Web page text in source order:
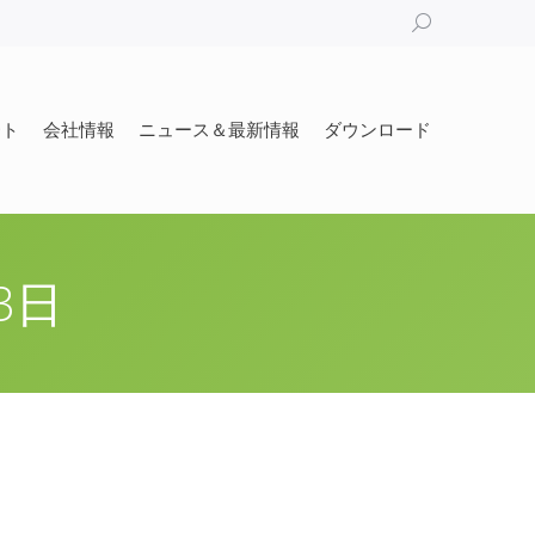
Search:
会社情報 ニュース＆最新情報 ダウンロード
ダウンロード